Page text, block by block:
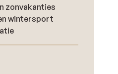
zonvakanties
wintersport